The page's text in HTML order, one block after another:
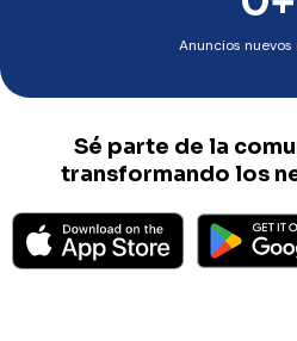
Anuncios
Sé parte de la
transformando los